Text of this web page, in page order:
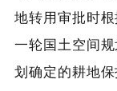
地转用审批时
一轮国土空间
划确定的耕地